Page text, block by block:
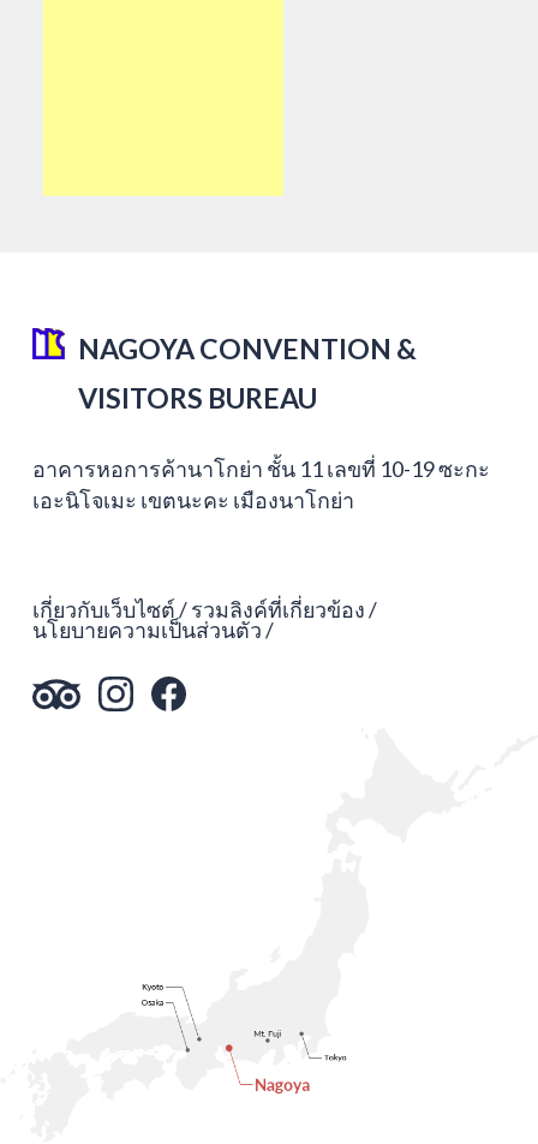
NAGOYA CONVENTION &
VISITORS BUREAU
อาคารหอการค้านาโกย่า ชั้น 11 เลขที่ 10-19 ซะกะ
เอะนิโจเมะ เขตนะคะ เมืองนาโกย่า
เกี่ยวกับเว็บไซต์ รวมลิงค์ที่เกี่ยวข้อง
นโยบายความเป็นส่วนตัว